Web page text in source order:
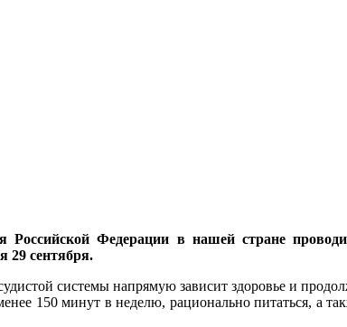
Федерации в нашей стране
29 сентября.
системы напрямую зависит здоровье и
150 минут в неделю, рационально питаться, а